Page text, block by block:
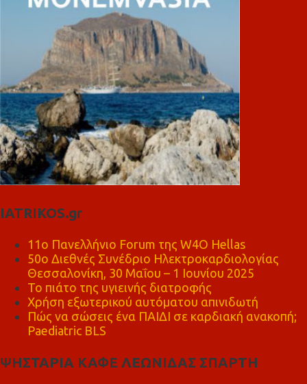
IATRIKOS.gr
11ο Πανελλήνιο Forum της W4O Hellas
50ο Διεθνές Συνέδριο Ηλεκτροκαρδιολογίας
Θεσσαλονίκη, 30 Μαΐου – 1 Ιουνίου 2025
Το πιάτο της υγιεινής διατροφής
Χρήση εξωτερικού αυτόματου απινιδωτή
Πώς να σώσεις ένα ΠΑΙΔΙ σε καρδιακή ανακοπή;
Paediatric BLS
ΨΗΣΤΑΡΙΑ ΚΑΦΕ ΛΕΩΝΙΔΑΣ ΣΠΑΡΤΗ